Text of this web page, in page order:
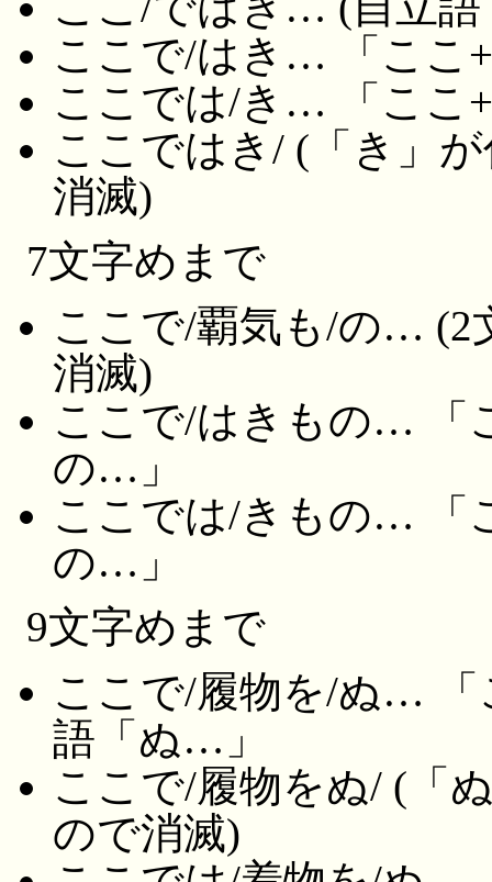
ここで/はき… 「ここ
ここでは/き… 「ここ
ここではき/ (「き」
消滅)
7文字めまで
ここで/覇気も/の… (2
消滅)
ここで/はきもの… 「
の…」
ここでは/きもの… 「
の…」
9文字めまで
ここで/履物を/ぬ… 「
語「ぬ…」
ここで/履物をぬ/ (「
ので消滅)